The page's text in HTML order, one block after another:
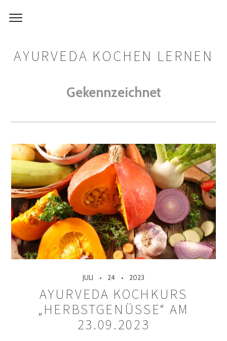
AYURVEDA KOCHEN LERNEN
Gekennzeichnet
JULI 24 2023
AYURVEDA KOCHKURS
„HERBSTGENÜSSE“ AM
23.09.2023